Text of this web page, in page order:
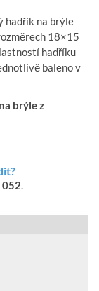
na brýle
18×15
hadříku
baleno v
brýle z
052.